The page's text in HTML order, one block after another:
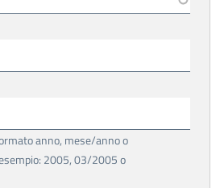
anno, mese/anno o
2005, 03/2005 o